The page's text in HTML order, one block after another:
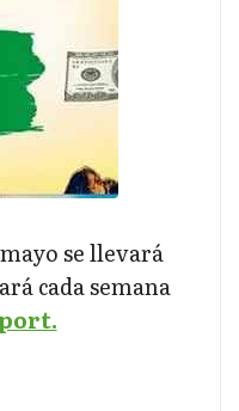
se llevará
cada semana